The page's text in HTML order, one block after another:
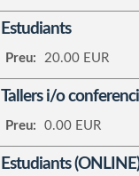
Estudiants
Preu: 20.00 EUR
Tallers i/o
Preu: 0.00 EUR
Estudiants (ONLINE)